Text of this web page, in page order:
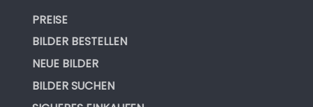
PREISE
BILDER BESTELLEN
NEUE BILDER
BILDER SUCHEN